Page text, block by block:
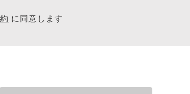
に同意します